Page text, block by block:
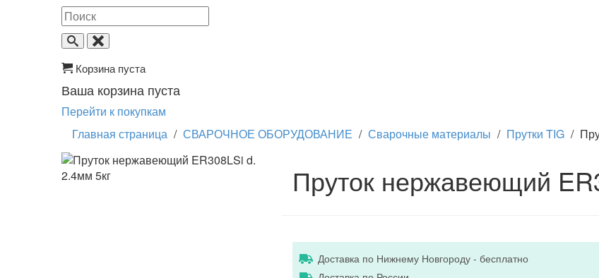
Корзина пуста
Ваша корзина пуста
Перейти к покупкам
Главная страница / СВАРОЧНОЕ ОБОРУДОВАНИЕ / Сварочные материалы / Прутки TIG /
Пруток нержавеющий
Доставка по Нижнему Новгороду - бесплатно